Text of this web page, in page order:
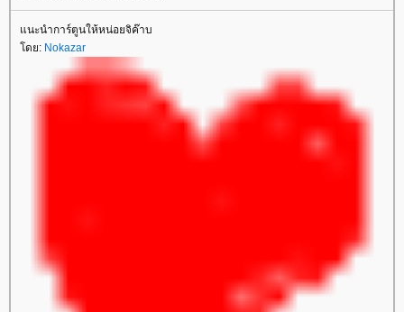
นะนำการ์ตูนให้หน่อยจิค๊าบ
ดย: Nokazar